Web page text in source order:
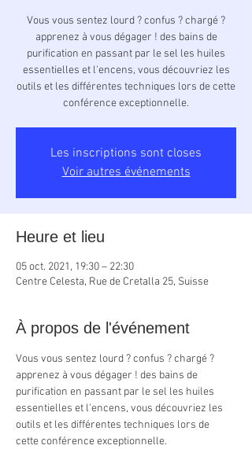
Vous vous sentez lourd ? confus ? chargé ?
apprenez à vous dégager ! des bains de
purification en passant par le sel les huiles
essentielles et l'encens, vous découvriez les
outils et les différentes techniques lors de cette
conférence exceptionnelle.
Les inscriptions sont closes
Voir autres événements
Heure et lieu
05 oct. 2021, 19:30 – 22:30
Centre Celesta, Rue de Cretalla 25, Suisse
À propos de l'événement
Vous vous sentez lourd ? confus ? chargé ?
apprenez à vous dégager ! des bains de
purification en passant par le sel les huiles
essentielles et l'encens, vous découvriez les
outils et les différentes techniques lors de
cette conférence exceptionnelle.